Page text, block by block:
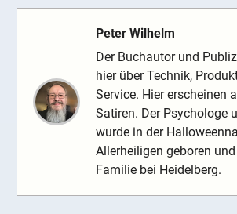
Peter Wilhelm
Der Buchautor und
hier über Technik,
Service. Hier erscheinen
Satiren. Der Psychologe
wurde in der
Allerheiligen geboren
Familie bei Heidelberg.